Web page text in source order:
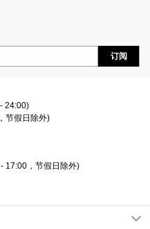
订阅
24:00)
节假日除外)
17:00，节假日除外)